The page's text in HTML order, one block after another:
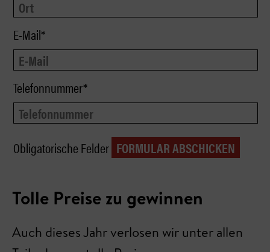
E-Mail*
Telefonnummer*
Obligatorische Felder
Tolle Preise zu gewinnen
Auch dieses Jahr verlosen wir unter allen